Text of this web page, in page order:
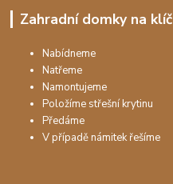
Zahradní domky na klíč
Nabídneme
Natřeme
Namontujeme
Položíme střešní krytinu
Předáme
V případě námitek řešíme